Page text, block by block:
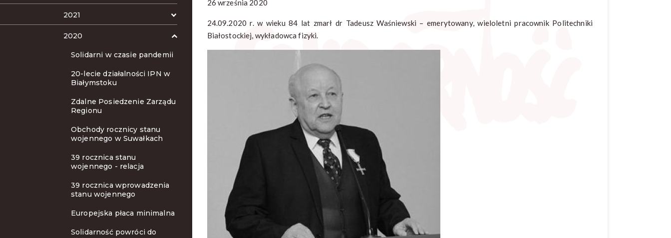
2021
2020
Solidarni w czasie pandemii
20-lecie działalności IPN w
Białymstoku
Zdalne Posiedzenie Zarządu
Regionu
Obchody rocznicy stanu
wojennego w Suwałkach
39 rocznica stanu
wojennego - relacja
39 rocznica wprowadzenia
stanu wojennego
Europejska płaca minimalna
Solidarność powróci do
26 września 2020
24.09.2020 r. w wieku 84 lat zmarł dr Tadeusz Waśniewski – emerytowany, wieloletni pracownik Politechniki
Białostockiej, wykładowca fizyki.